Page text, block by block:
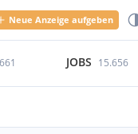
Neue Anzeige aufgeben
JOBS 15.656